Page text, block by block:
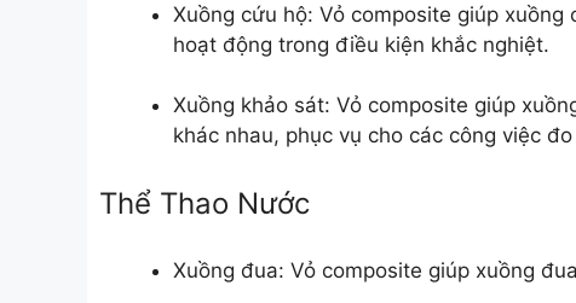
Xuồng cứu hộ: Vỏ composite giúp
hoạt động trong điều kiện khắc nghiệt.
Xuồng khảo sát: Vỏ composite giúp
khác nhau, phục vụ cho các công việc
Thể Thao Nước
Xuồng đua: Vỏ composite giúp xuồng